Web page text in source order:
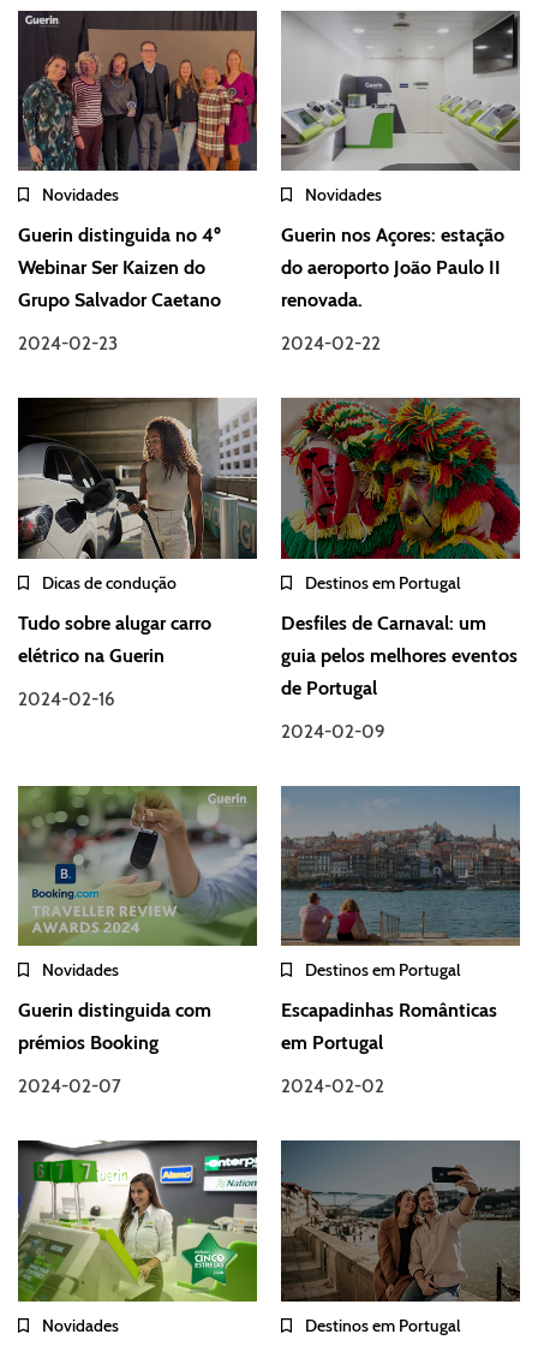
Novidades
Guerin distinguida no 4º
Webinar Ser Kaizen do
Grupo Salvador Caetano
2024-02-23
Novidades
Guerin nos Açores: estação
do aeroporto João Paulo II
renovada.
2024-02-22
Dicas de condução
Tudo sobre alugar carro
elétrico na Guerin
2024-02-16
Destinos em Portugal
Desfiles de Carnaval: um
guia pelos melhores eventos
de Portugal
2024-02-09
Novidades
Guerin distinguida com
prémios Booking
2024-02-07
Destinos em Portugal
Escapadinhas Românticas
em Portugal
2024-02-02
Novidades Destinos em Portugal